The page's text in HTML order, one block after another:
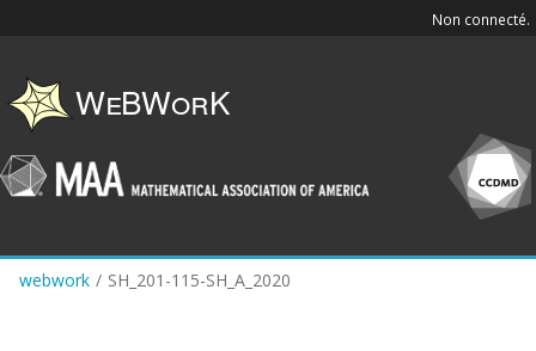
content
Non connecté.
webwork / SH_201-115-SH_A_2020